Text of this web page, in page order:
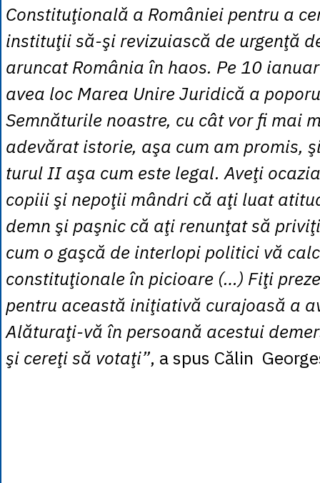
Constituţională a României pentru a
instituţii să-şi revizuiască de urgenţă
aruncat România în haos. Pe 10
avea loc Marea Unire Juridică a
Semnăturile noastre, cu cât vor fi mai
adevărat istorie, aşa cum am promis,
turul II aşa cum este legal. Aveţi
copiii şi nepoţii mândri că aţi luat
demn şi paşnic că aţi renunţat să
cum o gaşcă de interlopi politici vă
constituţionale în picioare (…) Fiţi
pentru această iniţiativă curajoasă a
Alăturaţi-vă în persoană acestui
şi cereţi să votaţi”, a spus Călin